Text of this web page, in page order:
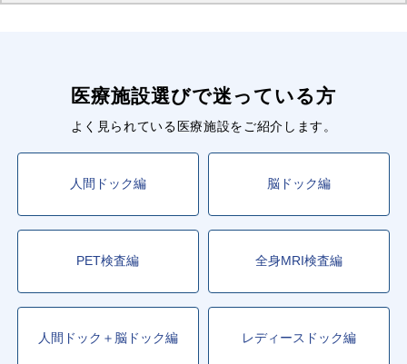
医療施設選びで迷っている方
よく見られている医療施設をご紹介します。
人間ドック編 脳ドック編
PET検査編 全身MRI検査編
人間ドック＋脳ドック編 レディースドック編